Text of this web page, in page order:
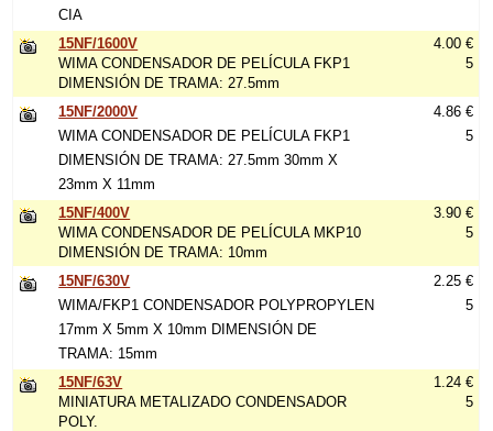
CIA
15NF/1600V
WIMA CONDENSADOR DE PELÍCULA FKP1
DIMENSIÓN DE TRAMA: 27.5mm
4.00 €
5
15NF/2000V
WIMA CONDENSADOR DE PELÍCULA FKP1
DIMENSIÓN DE TRAMA: 27.5mm 30mm X
23mm X 11mm
4.86 €
5
15NF/400V
WIMA CONDENSADOR DE PELÍCULA MKP10
DIMENSIÓN DE TRAMA: 10mm
3.90 €
5
15NF/630V
WIMA/FKP1 CONDENSADOR POLYPROPYLEN
17mm X 5mm X 10mm DIMENSIÓN DE
TRAMA: 15mm
2.25 €
5
15NF/63V
MINIATURA METALIZADO CONDENSADOR
POLY.
1.24 €
5